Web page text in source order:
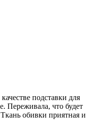
подставки для
Переживала, что будет
обивки приятная и